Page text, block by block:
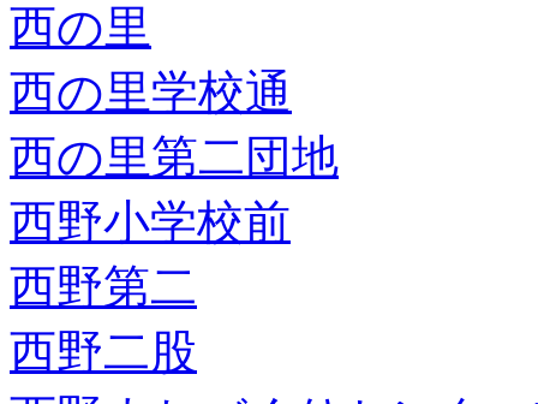
西の里
西の里学校通
西の里第二団地
西野小学校前
西野第二
西野二股